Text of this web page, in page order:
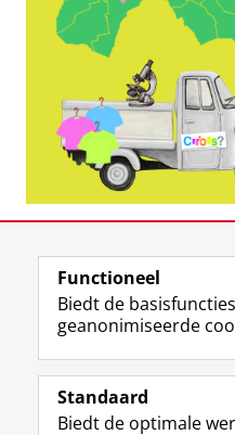
Volg ons op
Studiekiezers
Functioneel
Biedt de
geanonimiseerde
Standaard
Biedt de optimale